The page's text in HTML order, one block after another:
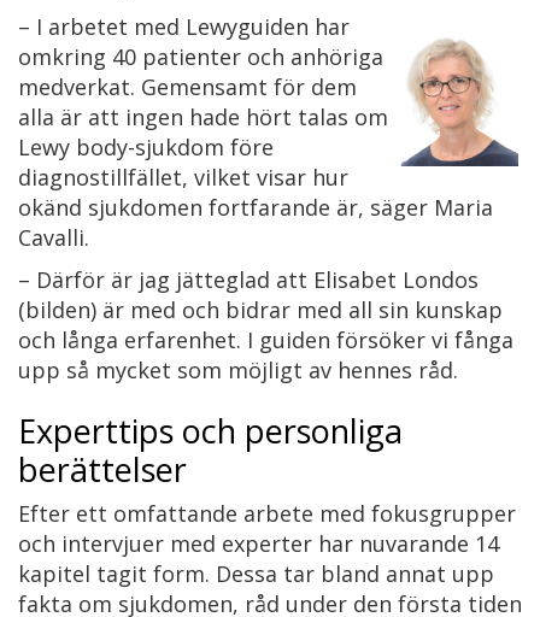
– I arbetet med Lewyguiden har
omkring 40 patienter och anhöriga
medverkat. Gemensamt för dem
alla är att ingen hade hört talas om
Lewy body-sjukdom före
diagnostillfället, vilket visar hur
okänd sjukdomen fortfarande är, säger Maria
Cavalli.
– Därför är jag jätteglad att Elisabet Londos
(bilden) är med och bidrar med all sin kunskap
och långa erfarenhet. I guiden försöker vi fånga
upp så mycket som möjligt av hennes råd.
Experttips och personliga
berättelser
Efter ett omfattande arbete med fokusgrupper
och intervjuer med experter har nuvarande 14
kapitel tagit form. Dessa tar bland annat upp
fakta om sjukdomen, råd under den första tiden